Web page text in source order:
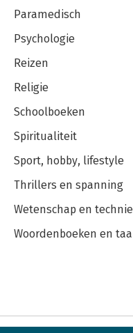
Paramedisch
Psychologie
Reizen
Religie
Schoolboeken
Spiritualiteit
Sport, hobby, lifestyle
Thrillers en spanning
Wetenschap en
Woordenboeken en